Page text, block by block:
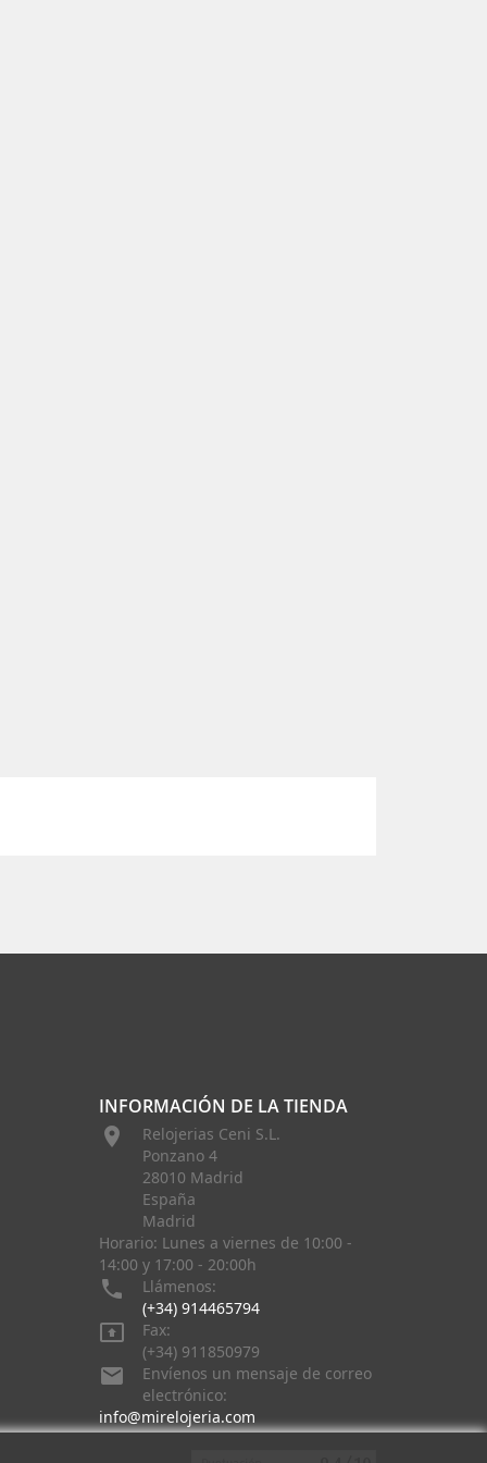
INFORMACIÓN DE LA TIENDA

Relojerias Ceni S.L.
Ponzano 4
28010 Madrid
España
Madrid
Horario: Lunes a viernes de 10:00 -
14:00 y 17:00 - 20:00h

Llámenos:
(+34) 914465794

Fax:
(+34) 911850979

Envíenos un mensaje de correo
electrónico:
info@mirelojeria.com